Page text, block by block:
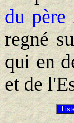
du père
regné
qui en
et de